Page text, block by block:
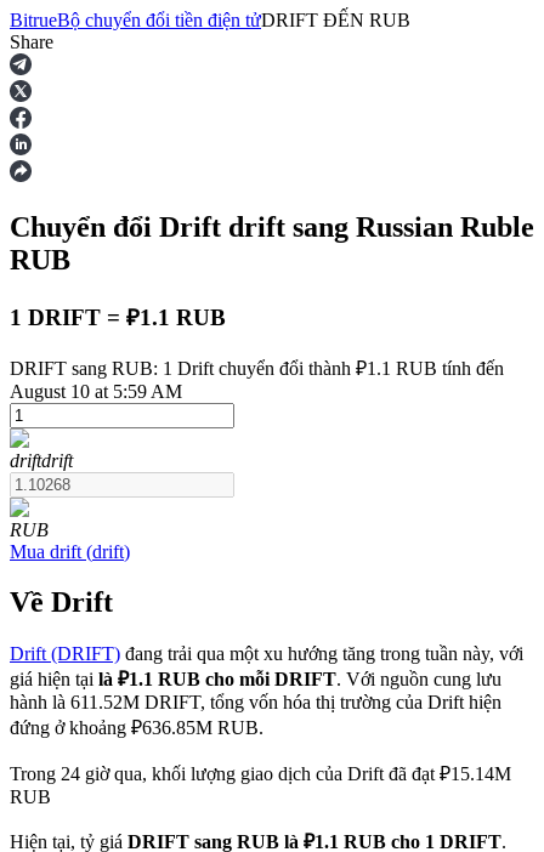
Hợp đồng tương lai
USDT Futures
Futures sử dụng USDT làm tài sản thế chấp
COIN-M Futures
Futures sử dụng token làm tài sản thế chấp
TradFi
BitrueBộ chuyển đổi tiền điện tửDRIFT ĐẾN RUB
Share
Chuyển đổi Drift drift sang Russian Ruble
RUB
1 DRIFT = ₽1.1 RUB
DRIFT sang RUB: 1 Drift chuyển đổi thành ₽1.1 RUB tính đến
August 10 at 5:59 AM
driftdrift
RUB
Mua drift (drift)
Về Drift
Drift (DRIFT) đang trải qua một xu hướng tăng trong tuần này, với
giá hiện tại là ₽1.1 RUB cho mỗi DRIFT. Với nguồn cung lưu
hành là 611.52M DRIFT, tổng vốn hóa thị trường của Drift hiện
đứng ở khoảng ₽636.85M RUB.
Trong 24 giờ qua, khối lượng giao dịch của Drift đã đạt ₽15.14M
RUB
Hiện tại, tỷ giá DRIFT sang RUB là ₽1.1 RUB cho 1 DRIFT.